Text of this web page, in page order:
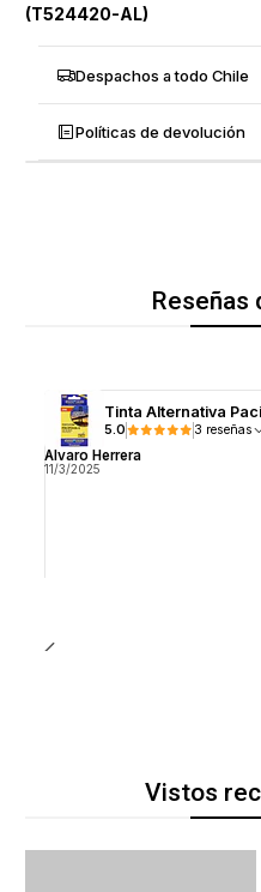
(T524420-AL)
Despachos a todo Chile
Políticas de devolución
Reseñas
Tinta Alternativa
5.0 3 reseñas
Alvaro Herrera
11/3/2025
Vistos